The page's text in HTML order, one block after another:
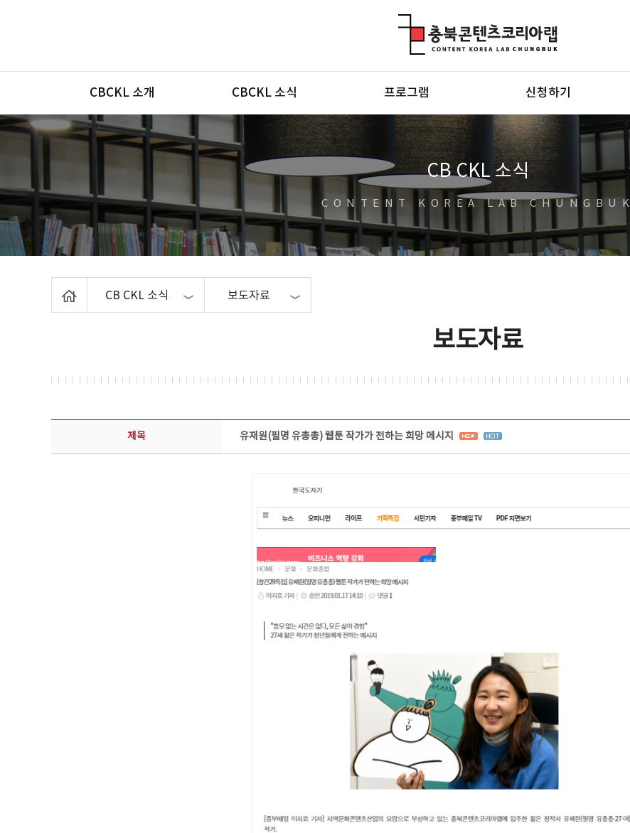
메뉴
CBCKL 소개 CBCKL 소식 프로그램 신청하기
CB CKL 소식
CONTENT KOREA LAB CHUNGBUK
CB CKL 소식 보도자료
보도자료
보도자료 상세보기 - 제목, 담당부서, 담당자, 담당연락처, 내용, 첨부파일 정보 제공
제목 유재원(필명 유총총) 웹툰 작가가 전하는 희망 메시지